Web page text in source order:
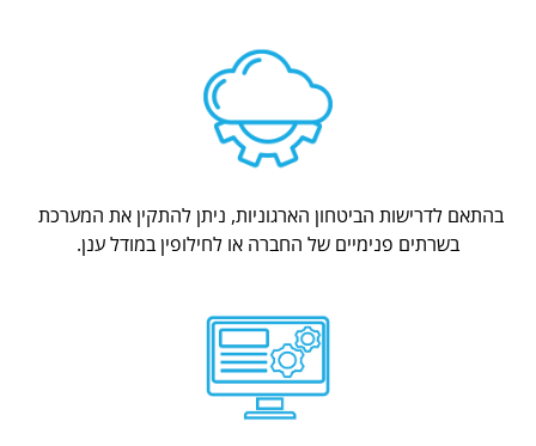
בהתאם לדרישות הביטחון הארגוניות, ניתן להתקין את המערכת
בשרתים פנימיים של החברה או לחילופין במודל ענן.